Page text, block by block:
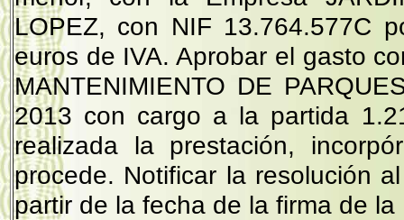
LOPEZ, con NIF 13.764.577C
euros de IVA. Aprobar el gasto
MANTENIMIENTO DE
2013 con cargo a la partida
realizada la prestación,
procede. Notificar la resolución
partir de la fecha de la firma de la